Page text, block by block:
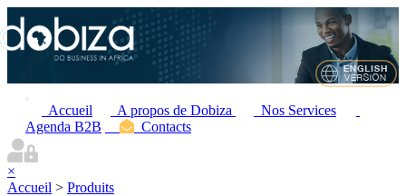
Accueil A propos de Dobiza
Nos Services
Agenda B2B
Contacts
×
Accueil > Produits